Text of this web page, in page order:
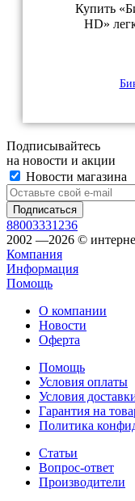
Купить
HD»
Подписывайтесь
на новости и акции
Новости магазина
88003331236
2002 —2026 ©
Компания
Информация
Помощь
О компании
Новости
Оферта
Помощь
Условия оплаты
Условия
Гарантия на
Политика
Статьи
Вопрос-ответ
Производители